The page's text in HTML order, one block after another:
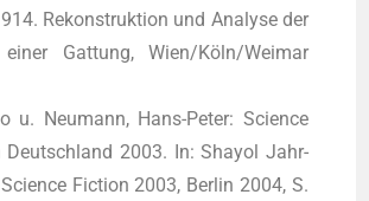
Rekon­struk­ti­on und Ana­ly­se der
Gat­tung, Wien/Köln/Weimar
u. Neu­mann, Hans-Peter: Sci­ence
Deutsch­land 2003. In: Shayol Jahr­
Fic­tion 2003, Ber­lin 2004, S.